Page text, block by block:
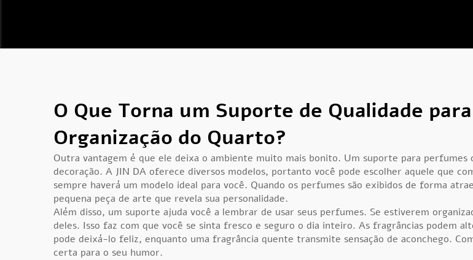
O Que Torna um Suporte de Qualidade
Organização do Quarto?
Outra vantagem é que ele deixa o ambiente muito mais bonito. Um suporte para perfumes
decoração. A JIN DA oferece diversos modelos, portanto você pode escolher aquele que
sempre haverá um modelo ideal para você. Quando os perfumes são exibidos de forma
pequena peça de arte que revela sua personalidade.
Além disso, um suporte ajuda você a lembrar de usar seus perfumes. Se estiverem
deles. Isso faz com que você se sinta fresco e seguro o dia inteiro. As fragrâncias podem
pode deixá-lo feliz, enquanto uma fragrância quente transmite sensação de aconchego.
certa para o seu humor.